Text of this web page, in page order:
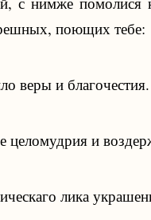
поющих тебе:
веры и благочестия.
целомудрия и
лика